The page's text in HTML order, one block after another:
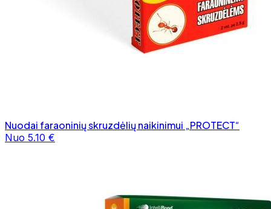
Nuodai faraoninių skruzdėlių naikinimui „PROTECT“
Nuo 5.10 €